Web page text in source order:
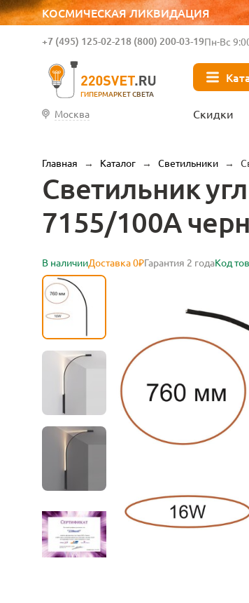
КОСМИЧЕСКАЯ ЛИКВИДАЦИЯ
ГИПЕРМАРКЕТ СВЕТА
+7 (495) 125-02-218 (800) 200-03-19Пн-Вс
Москва Скидки
Главная → Каталог → Светильники →
Светильник
7155/100A
В наличииДоставка 0₽Гарантия 2 годаКод